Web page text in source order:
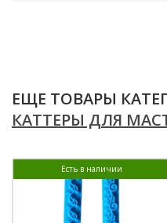
ЕЩЕ ТОВАРЫ
КАТТЕРЫ ДЛЯ
Есть в наличии